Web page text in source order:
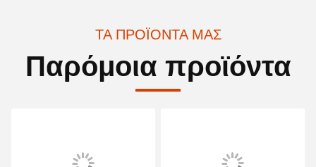
ΤΑ ΠΡΟΪΌΝΤΑ ΜΑΣ
Παρόμοια προϊόντα